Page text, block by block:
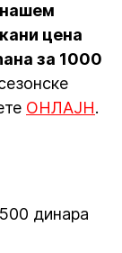
нашем
цена
за 1000
ОНЛАЈН.
динара